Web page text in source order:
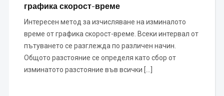
графика скорост-време
Интересен метод за изчисляване на изминалото
време от графика скорост-време. Всеки интервал от
пътуването се разглежда по различен начин.
Общото разстояние се определя като сбор от
изминатото разстояние във всички […]